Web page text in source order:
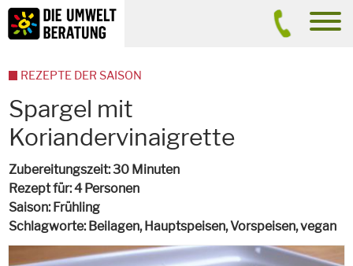
Inhalt
Suche
Spargel mit
Koriandervinaigrette
Zubereitungszeit 30 Minuten
Rezept für 4 Personen
Saison Frühling
Schlagworte Beilagen, Hauptspeisen, Vorspeisen,vegan
REZEPTE DER SAISON